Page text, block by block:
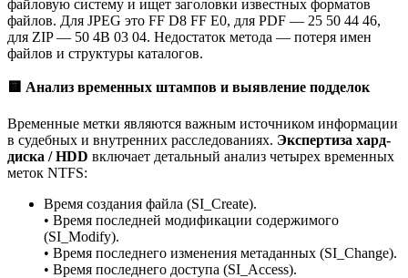
файловую систему и ищет заголовки известных форматов
файлов. Для JPEG это FF D8 FF E0, для PDF — 25 50 44 46,
для ZIP — 50 4B 03 04. Недостаток метода — потеря имен
файлов и структуры каталогов.
🟨 Анализ временных штампов и выявление подделок
Временные метки являются важным источником информации
в судебных и внутренних расследованиях. Экспертиза хард-
диска / HDD включает детальный анализ четырех временных
меток NTFS:
Время создания файла (SI_Create).
• Время последней модификации содержимого
(SI_Modify).
• Время последнего изменения метаданных (SI_Change).
• Время последнего доступа (SI_Access).